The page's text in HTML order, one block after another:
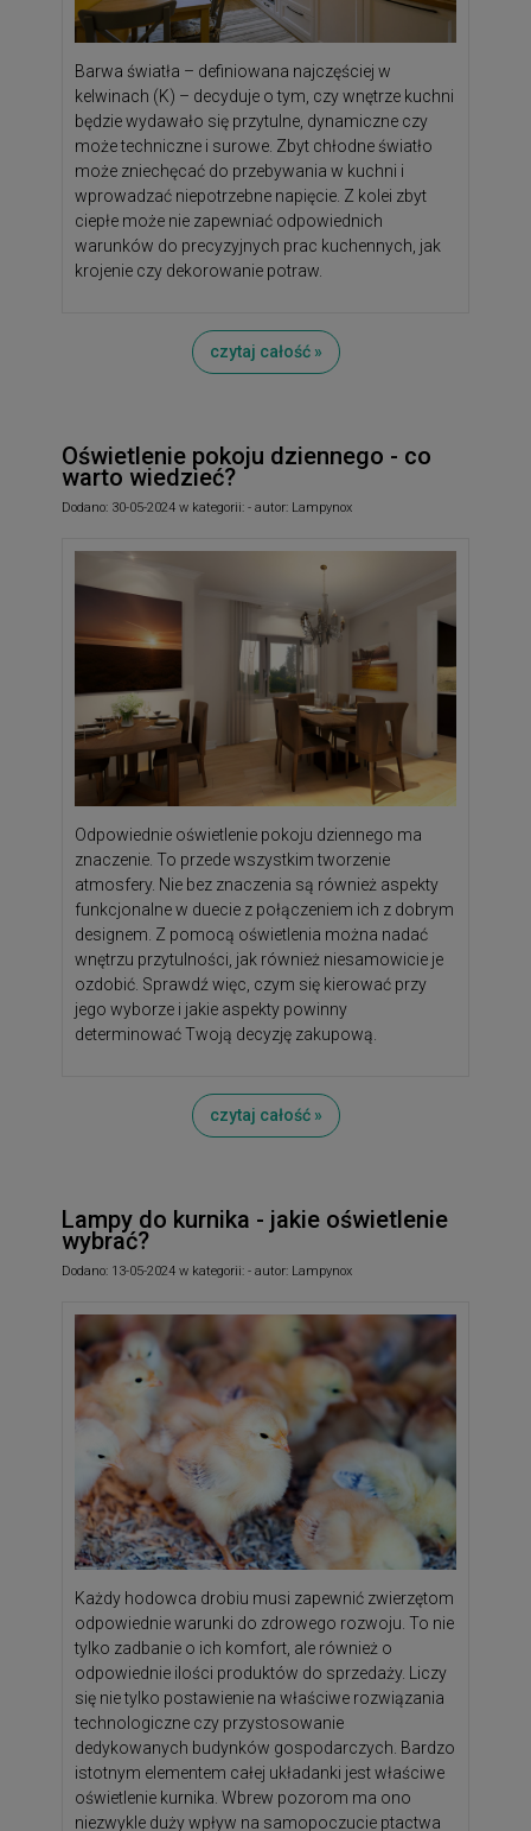
Barwa światła – definiowana najczęściej w
kelwinach (K) – decyduje o tym, czy wnętrze kuchni
będzie wydawało się przytulne, dynamiczne czy
może techniczne i surowe. Zbyt chłodne światło
może zniechęcać do przebywania w kuchni i
wprowadzać niepotrzebne napięcie. Z kolei zbyt
ciepłe może nie zapewniać odpowiednich
warunków do precyzyjnych prac kuchennych, jak
krojenie czy dekorowanie potraw.
czytaj całość »
Oświetlenie pokoju dziennego - co
warto wiedzieć?
Dodano: 30-05-2024 w kategorii: - autor: Lampynox
Odpowiednie oświetlenie pokoju dziennego ma
znaczenie. To przede wszystkim tworzenie
atmosfery. Nie bez znaczenia są również aspekty
funkcjonalne w duecie z połączeniem ich z dobrym
designem. Z pomocą oświetlenia można nadać
wnętrzu przytulności, jak również niesamowicie je
ozdobić. Sprawdź więc, czym się kierować przy
jego wyborze i jakie aspekty powinny
determinować Twoją decyzję zakupową.
czytaj całość »
Lampy do kurnika - jakie oświetlenie
wybrać?
Dodano: 13-05-2024 w kategorii: - autor: Lampynox
Każdy hodowca drobiu musi zapewnić zwierzętom
odpowiednie warunki do zdrowego rozwoju. To nie
tylko zadbanie o ich komfort, ale również o
odpowiednie ilości produktów do sprzedaży. Liczy
się nie tylko postawienie na właściwe rozwiązania
technologiczne czy przystosowanie
dedykowanych budynków gospodarczych. Bardzo
istotnym elementem całej układanki jest właściwe
oświetlenie kurnika. Wbrew pozorom ma ono
niezwykle duży wpływ na samopoczucie ptactwa